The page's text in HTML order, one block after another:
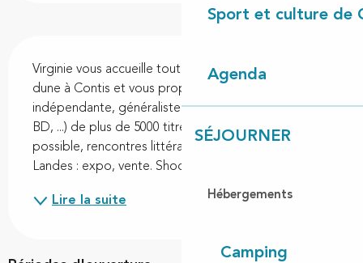
Sport et culture de
Agenda
SÉJOURNER
Hébergements
Camping
Virginie vous accueille toute l'année au pied de la
dune à Contis et vous propose : une librairie
indépendante, généraliste (romans, essais, jeunesse,
BD, ...) de plus de 5000 titres, commande de livres
possible, rencontres littéraires. Ses photos sur les
Landes : expo, vente. Shooting famille. Son...
Lire la suite